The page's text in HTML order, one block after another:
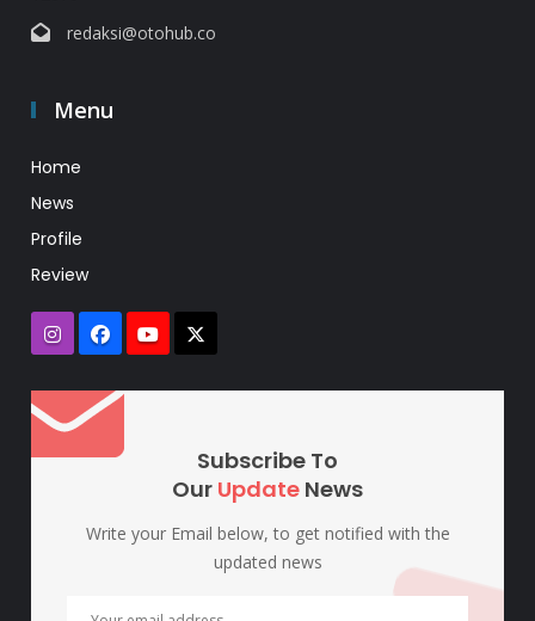
redaksi@otohub.co
Menu
Home
News
Profile
Review
Subscribe To
Our Update News
Write your Email below, to get notified with the
updated news